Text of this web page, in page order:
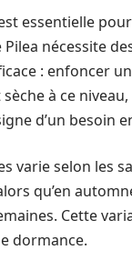
essentielle
Pilea nécessite
: enfoncer
à ce
d’un besoin
varie selon les
qu’en
Cette
dormance.